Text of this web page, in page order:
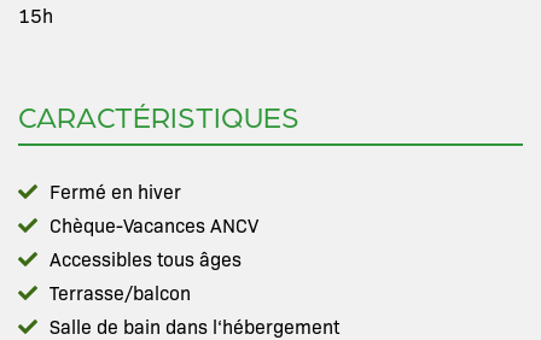
15h
CARACTÉRISTIQUES
Fermé en hiver
Chèque-Vacances ANCV
Accessibles tous âges
Terrasse/balcon
Salle de bain dans l‘hébergement